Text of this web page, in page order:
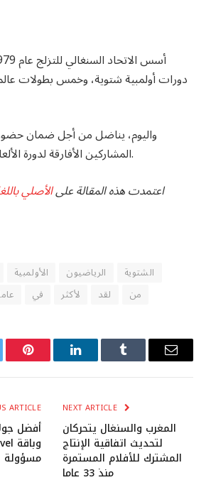
واليوم، يناضل من أجل ضمان
المشاركين الأفارقة لدورة الألعاب الأولمبية الشتوية.
اعتمدت هذه المقالة علىالأصلي
الأولمبية الرياضيون
الشتوية
في لأكثر لقد من
Pinterest LinkedInTumblr Email
ARTICLE
أفضل
مسؤولة
NEXT ARTICLE
المغرب والسنغال يتحركان
لتحديث اتفاقية الإنتاج
المشترك للأفلام المستمرة
منذ 33 عاما